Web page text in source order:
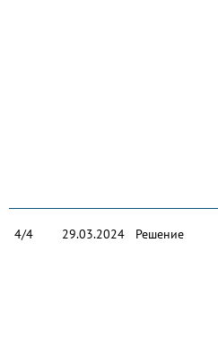
4/4 29.03.2024 Решение